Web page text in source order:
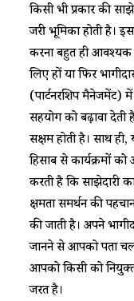
किसी भी प्रकार की
जरूरी भूमिका होती है।
करना बहुत ही आवश्यक
लिए हों या फिर
(पार्टनरशिप मैनेजमेंट) में
सहयोग को बढ़ावा देती
सक्षम होती है। साथ
हिसाब से कार्यक्रमों
करती है कि साझेदारी
क्षमता समर्थन की
की जाती है। अपने
जानने से आपको पता
आपको किसी को
जरूरत है।